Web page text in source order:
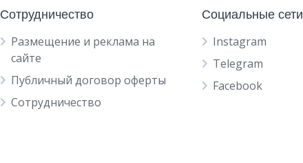
Сотрудничество
Размещение и реклама на
сайте
Публичный договор оферты
Сотрудничество
Социальные сети
Instagram
Telegram
Facebook